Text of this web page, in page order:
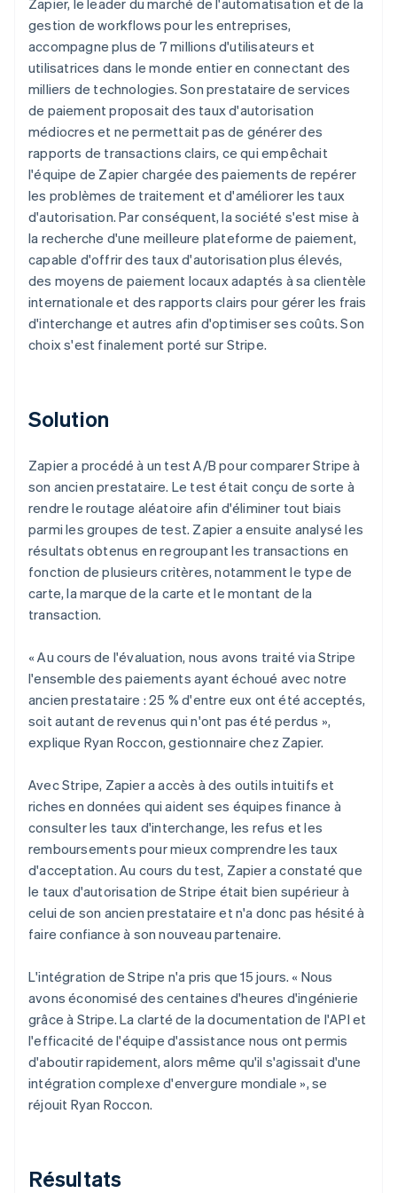
gestion de workflows pour les entreprises,
accompagne plus de 7 millions d'utilisateurs et
utilisatrices dans le monde entier en connectant des
milliers de technologies. Son prestataire de services
de paiement proposait des taux d'autorisation
médiocres et ne permettait pas de générer des
rapports de transactions clairs, ce qui empêchait
l'équipe de Zapier chargée des paiements de repérer
les problèmes de traitement et d'améliorer les taux
d'autorisation. Par conséquent, la société s'est mise à
la recherche d'une meilleure plateforme de paiement,
capable d'offrir des taux d'autorisation plus élevés,
des moyens de paiement locaux adaptés à sa clientèle
internationale et des rapports clairs pour gérer les frais
d'interchange et autres afin d'optimiser ses coûts. Son
choix s'est finalement porté sur Stripe.
Solution
Zapier a procédé à un test A/B pour comparer Stripe à
son ancien prestataire. Le test était conçu de sorte à
rendre le routage aléatoire afin d'éliminer tout biais
parmi les groupes de test. Zapier a ensuite analysé les
résultats obtenus en regroupant les transactions en
fonction de plusieurs critères, notamment le type de
carte, la marque de la carte et le montant de la
transaction.
« Au cours de l'évaluation, nous avons traité via Stripe
l'ensemble des paiements ayant échoué avec notre
ancien prestataire : 25 % d'entre eux ont été acceptés,
soit autant de revenus qui n'ont pas été perdus »,
explique Ryan Roccon, gestionnaire chez Zapier.
Avec Stripe, Zapier a accès à des outils intuitifs et
riches en données qui aident ses équipes finance à
consulter les taux d'interchange, les refus et les
remboursements pour mieux comprendre les taux
d'acceptation. Au cours du test, Zapier a constaté que
le taux d'autorisation de Stripe était bien supérieur à
celui de son ancien prestataire et n'a donc pas hésité à
faire confiance à son nouveau partenaire.
L'intégration de Stripe n'a pris que 15 jours. « Nous
avons économisé des centaines d'heures d'ingénierie
grâce à Stripe. La clarté de la documentation de l'API et
l'efficacité de l'équipe d'assistance nous ont permis
d'aboutir rapidement, alors même qu'il s'agissait d'une
intégration complexe d'envergure mondiale », se
réjouit Ryan Roccon.
Résultats